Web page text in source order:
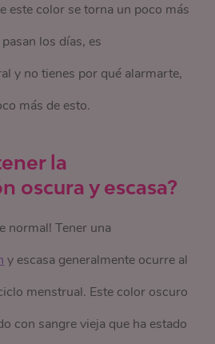
este color se torna un poco más
los días, es
y no tienes por qué alarmarte,
más de esto.
la
oscura y escasa?
normal! Tener una
y escasa generalmente ocurre al
menstrual. Este color oscuro
con sangre vieja que ha estado